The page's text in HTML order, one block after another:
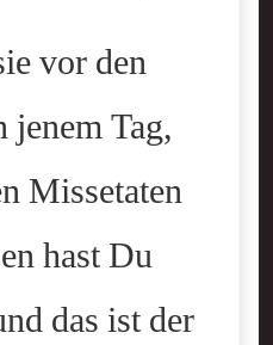
vor den
Tag,
Missetaten
hast Du
das ist der